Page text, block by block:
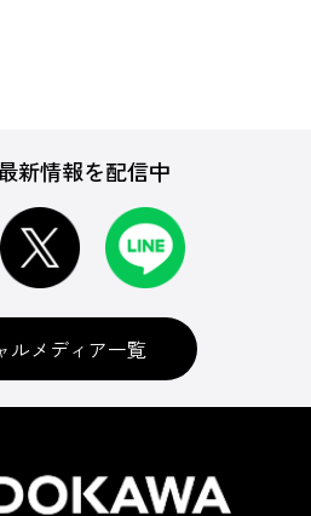
新情報を配信中
ルメディア一覧